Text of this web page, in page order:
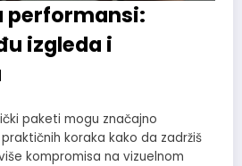
performansi:
izgleda i
paketi mogu značajno
koraka kako da zadržiš
kompromisa na vizuelnom